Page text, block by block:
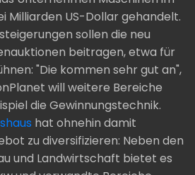
Milliarden US-Dollar gehandelt.
sollen die neu
beitragen, etwa für
"Die kommen sehr gut an",
will weitere Bereiche
die Gewinnungstechnik.
hat ohnehin damit
zu diversifizieren: Neben den
und Landwirtschaft bietet es